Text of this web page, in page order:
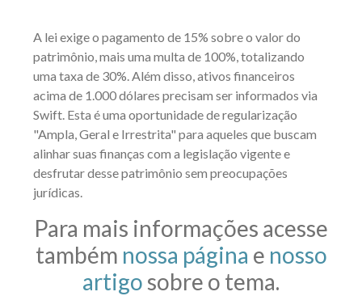
A lei exige o pagamento de 15% sobre o valor do
patrimônio, mais uma multa de 100%, totalizando
uma taxa de 30%. Além disso, ativos financeiros
acima de 1.000 dólares precisam ser informados via
Swift. Esta é uma oportunidade de regularização
"Ampla, Geral e Irrestrita" para aqueles que buscam
alinhar suas finanças com a legislação vigente e
desfrutar desse patrimônio sem preocupações
jurídicas.
Para mais informações acesse
também nossa página e nosso
artigo sobre o tema.